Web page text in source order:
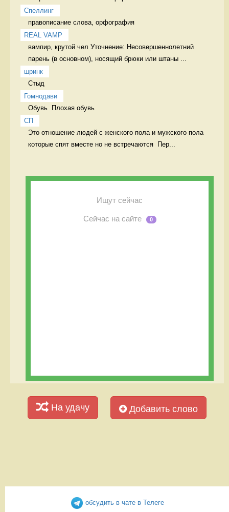
Спеллинг
правописание слова, орфография
REAL VAMP
вампир, крутой чел Уточнение: Несовершеннолетний
парень (в основном), носящий брюки или штаны ...
шринк
Стыд
Гомнодави
Обувь  Плохая обувь
СП
Это отношение людей с женского пола и мужского пола
которые спят вместе но не встречаются  Пер...
Ищут сейчас
Сейчас на сайте 0
На удачу Добавить слово
обсудить в чате в Телеге